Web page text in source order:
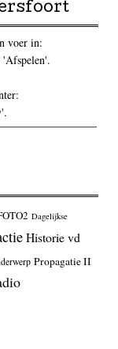
voer in:
Dagelijkse
Historie vd
Propagatie II